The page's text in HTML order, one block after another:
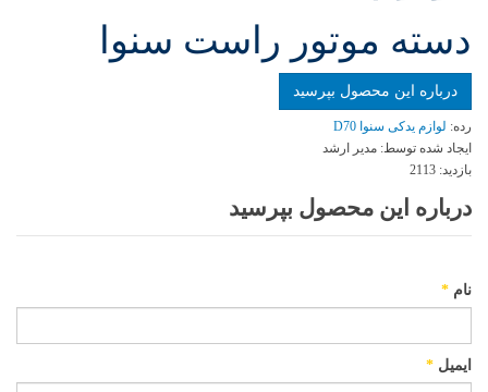
دسته موتور راست سنوا
درباره این محصول بپرسید
رده: لوازم یدکی سنوا D70
ایجاد شده توسط: مدیر ارشد
بازدید: 2113
درباره این محصول بپرسید
نام *
ایمیل *